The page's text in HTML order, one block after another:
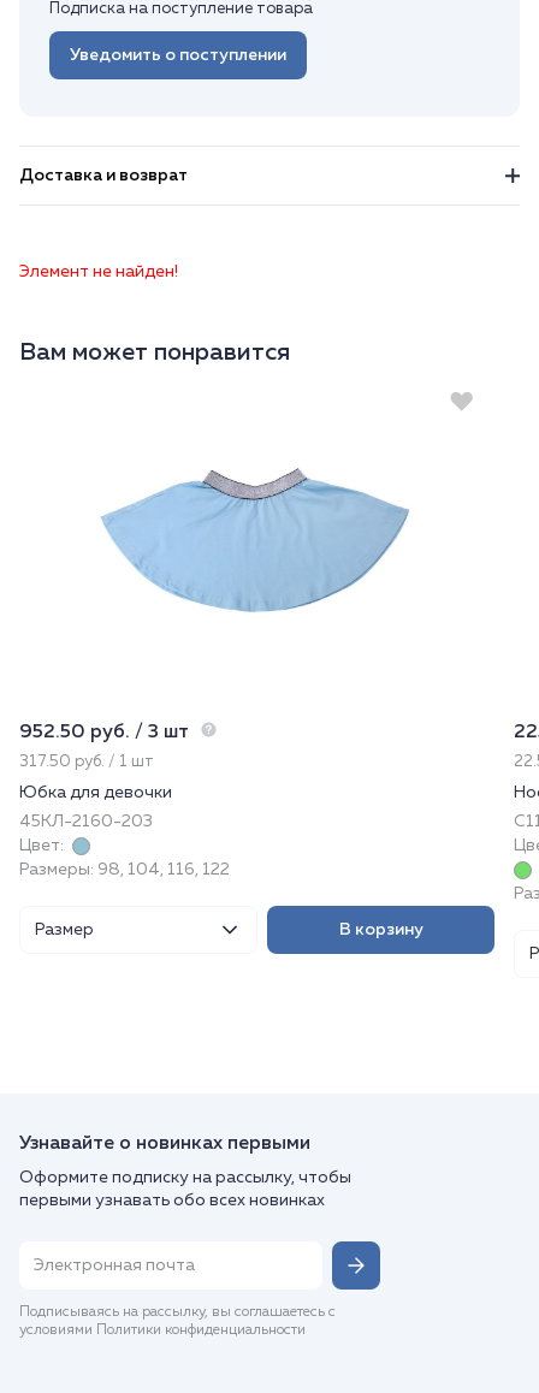
Подписка на поступление товара
Уведомить о поступлении
Доставка и возврат
Элемент не найден!
Вам может понравится
952.50 руб. / 3 шт
317.50 руб. / 1 шт
Юбка для девочки
45КЛ-2160-203
Цвет:
Размеры: 98, 104, 116, 122
Размер В корзину
Узнавайте о новинках первыми
Оформите подписку на рассылку, чтобы
первыми узнавать обо всех новинках
Подписываясь на рассылку, вы соглашаетесь с
условиями Политики конфиденциальности